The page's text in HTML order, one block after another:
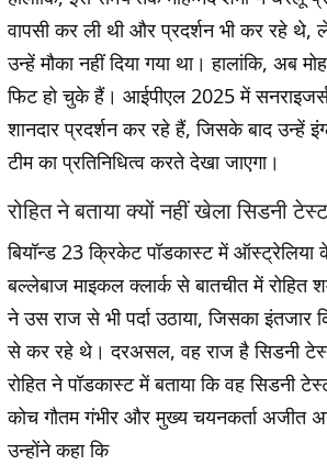
वापसी कर ली थी और प्रदर्शन भी कर रहे
उन्हें मौका नहीं दिया गया था। हालांकि, अब
फिट हो चुके हैं। आईपीएल 2025 में सनराइजर्स
शानदार प्रदर्शन कर रहे हैं, जिसके बाद उन्हें
टीम का प्रतिनिधित्व करते देखा जाएगा।
रोहित ने बताया क्यों नहीं खेला सिडनी टेस्ट
बियॉन्ड 23 क्रिकेट पॉडकास्ट में ऑस्ट्रेलिया
बल्लेबाज माइकल क्लार्क से बातचीत में रोहित
ने उस राज से भी पर्दा उठाया, जिसका इंतजार
से कर रहे थे। दरअसल, वह राज है सिडनी
रोहित ने पॉडकास्ट में बताया कि वह सिडनी
कोच गौतम गंभीर और मुख्य चयनकर्ता अजीत
उन्होंने कहा कि